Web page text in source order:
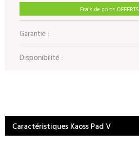
Frais de ports OFFERTS
Garantie :
Disponibilité :
Caractéristiques Kaoss Pad V